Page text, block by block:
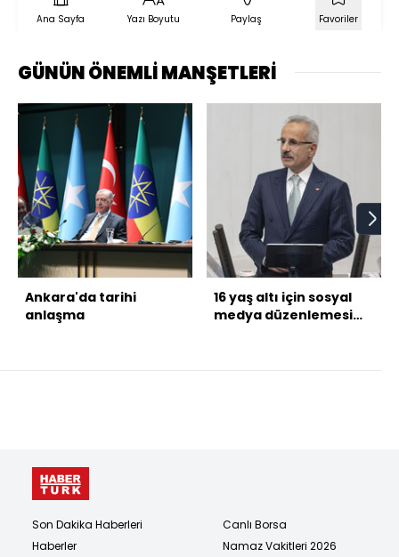
Ana Sayfa Yazı Boyutu Paylaş Favoriler
GÜNÜN ÖNEMLİ MANŞETLERİ
Ankara'da tarihi
anlaşma
16 yaş altı için sosyal
medya düzenlemesi
Son Dakika Haberleri
Haberler
Canlı Borsa
Namaz Vakitleri 2026